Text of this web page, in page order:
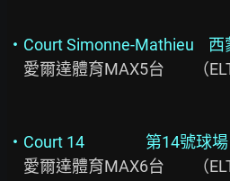
・Court Simonne-Mathieu
愛爾達體育MAX5台        （
・Court 14                 第14號球場
愛爾達體育MAX6台        （